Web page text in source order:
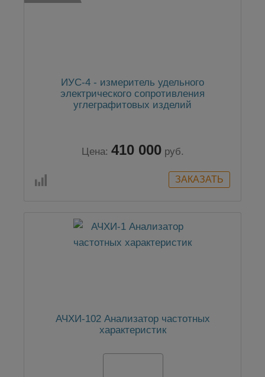
ИУС-4 - измеритель удельного
электрического сопротивления
углеграфитовых изделий
Цена: 410 000 руб.
АЧХИ-102 Анализатор частотных
характеристик